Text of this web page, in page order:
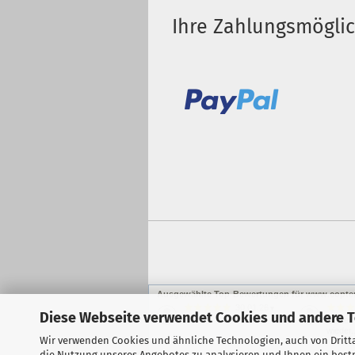
Diese Webseite verwendet Cookies und andere
Wir verwenden Cookies und ähnliche Technologien, auch von
Ihre
Ausgewählte Top-Bewertungen für
Bester